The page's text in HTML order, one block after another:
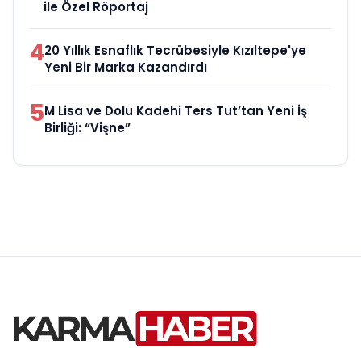
ile Özel Röportaj
420 Yıllık Esnaflık Tecrübesiyle Kızıltepe'ye
Yeni Bir Marka Kazandırdı
5M Lisa ve Dolu Kadehi Ters Tut’tan Yeni İş
Birliği: “Vişne”